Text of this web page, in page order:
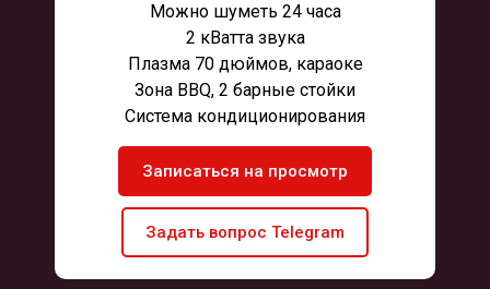
Можно шуметь 24 часа
2 кВатта звука
Плазма 70 дюймов, караоке
Зона BBQ, 2 барные стойки
Система кондиционирования
Записаться на просмотр
Задать вопрос Telegram